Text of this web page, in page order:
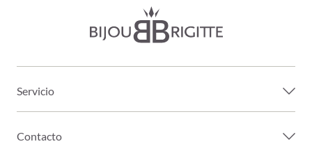
Servicio
Contacto